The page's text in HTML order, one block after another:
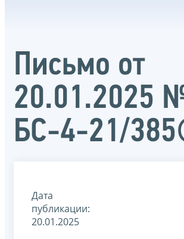
Письмо от
20.01.2025
БС-4-21/
Дата
публикации:
20.01.2025